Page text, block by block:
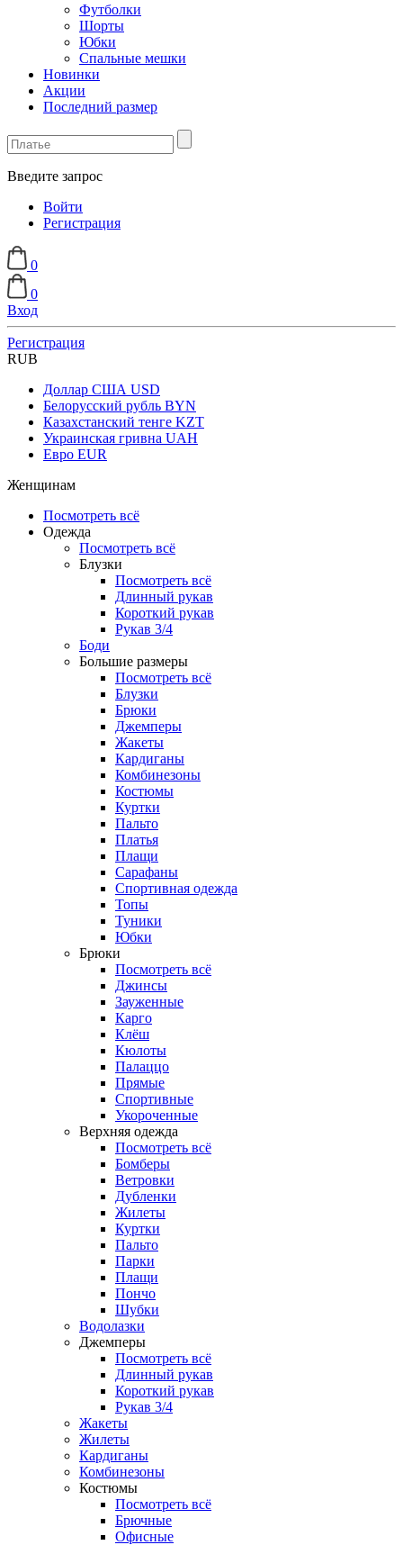
Футболки
Шорты
Юбки
Спальные мешки
Новинки
Акции
Последний размер
Введите запрос
Войти
Регистрация
0
0
Вход
Регистрация
RUB
Доллар США USD
Белорусский рубль BYN
Казахстанский тенге KZT
Украинская гривна UAH
Евро EUR
Женщинам
Посмотреть всё
Одежда
Посмотреть всё
Блузки
Посмотреть всё
Длинный рукав
Короткий рукав
Рукав 3/4
Боди
Большие размеры
Посмотреть всё
Блузки
Брюки
Джемперы
Жакеты
Кардиганы
Комбинезоны
Костюмы
Куртки
Пальто
Платья
Плащи
Сарафаны
Спортивная одежда
Топы
Туники
Юбки
Брюки
Посмотреть всё
Джинсы
Зауженные
Карго
Клёш
Кюлоты
Палаццо
Прямые
Спортивные
Укороченные
Верхняя одежда
Посмотреть всё
Бомберы
Ветровки
Дубленки
Жилеты
Куртки
Пальто
Парки
Плащи
Пончо
Шубки
Водолазки
Джемперы
Посмотреть всё
Длинный рукав
Короткий рукав
Рукав 3/4
Жакеты
Жилеты
Кардиганы
Комбинезоны
Костюмы
Посмотреть всё
Брючные
Офисные